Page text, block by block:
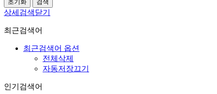
상세검색닫기
최근검색어
최근검색어 옵션
전체삭제
자동저장끄기
인기검색어